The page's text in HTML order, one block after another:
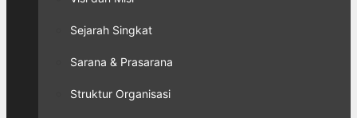
Sejarah Singkat
Sarana & Prasarana
Struktur Organisasi